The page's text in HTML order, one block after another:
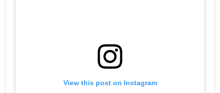
View this post on Instagram